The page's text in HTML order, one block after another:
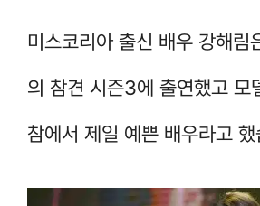
미스코리아 출신 배우 강해
의 참견 시즌3에 출연했고 모
참에서 제일 예쁜 배우라고